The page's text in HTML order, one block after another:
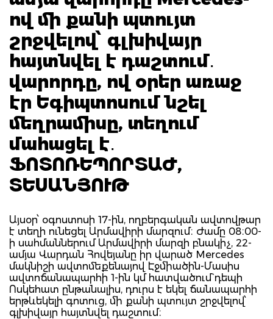
ով մի քանի պտույտ
շրջվելով՝ գլխիվայր
հայտնվել է դաշտում․
վարորդը, ով օրեր առաջ
էր Եգիպտոսում նշել
մեղրամիսը, տեղում
մահացել է․
ՖՈՏՈՌԵՊՈՐՏԱԺ,
ՏԵՍԱՆՅՈՒԹ
Այսօր՝ օգոստոսի 17-ին, ողբերգական ավտովթար
է տեղի ունեցել Արմավիրի մարզում։ Ժամը 08։00-
ի սահմաններում Արմավիրի մարզի բնակիչ, 22-
ամյա Վարդան Հովեյանը իր վարած Mercedes
մակնիշի ավտոմեքենայով Էջմիածին-Մասիս
ավտոճանապարհի 1-ին կմ հատվածում` դեպի
Ոսկեհատ ընթանալիս, դուրս է եկել ճանապարհի
երթևեկելի գոտուց, մի քանի պտույտ շրջվելով՝
գլխիվայր հայտնվել դաշտում։